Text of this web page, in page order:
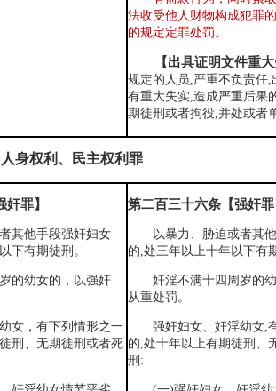
法收受他人财物构成犯罪
的规定定罪处罚。
【出具证明文件重
规定的人员,严重不负责任,
有重大失实,造成严重后果
期徒刑或者拘役,并处或者
身权利、民主权利罪
罪】
其他手段强奸妇女
下有期徒刑。
的幼女的，以强奸
女，有下列情形之一
刑、无期徒刑或者死
第二百三十六条【强奸
以暴力、胁迫或者其
的,处三年以上十年以下有
奸淫不满十四周岁的
从重处罚。
强奸妇女、奸淫幼女,
的,处十年以上有期徒刑、
刑: